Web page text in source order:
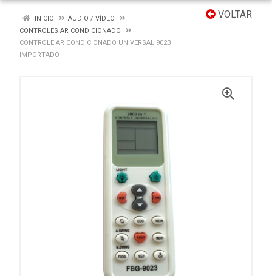
VOLTAR
INÍCIO
ÁUDIO / VÍDEO
CONTROLES AR CONDICIONADO
CONTROLE AR CONDICIONADO UNIVERSAL 9023
IMPORTADO